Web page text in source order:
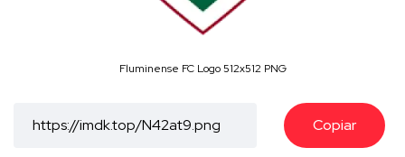
Fluminense FC Logo 512x512 PNG
Copiar